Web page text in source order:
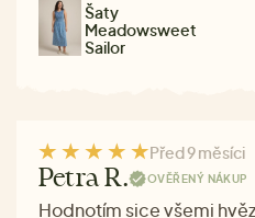
Šaty
Meadowsweet
Sailor
Před 9 měsíci
Petra R. OVĚŘENÝ NÁKUP
Hodnotím sice všemi